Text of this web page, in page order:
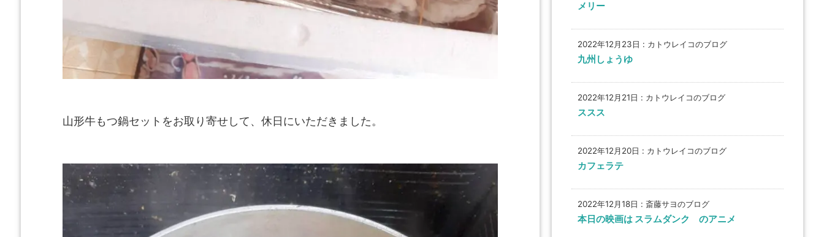
山形牛もつ鍋セットをお取り寄せして、休日にいただきました。
メリー
2022年12月23日 : カトウレイコのブログ
九州しょうゆ
2022年12月21日 : カトウレイコのブログ
ススス
2022年12月20日 : カトウレイコのブログ
カフェラテ
2022年12月18日 : 斎藤サヨのブログ
本日の映画は スラムダンク のアニメ